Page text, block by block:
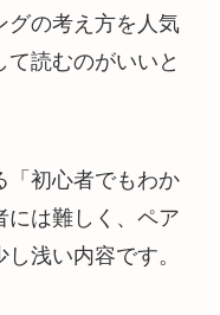
グの考え方を人気
て読むのがいいと
「初心者でもわか
には難しく、ペア
浅い内容です。